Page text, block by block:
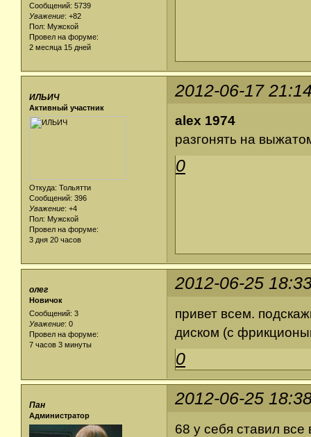
Сообщений: 5739
Уважение: +82
Пол: Мужской
Провел на форуме:
2 месяца 15 дней
2012-06-17
ИЛЬИЧ
Активный участник
Откуда: Тольятти
Сообщений: 396
Уважение: +4
Пол: Мужской
Провел на форуме:
3 дня 20 часов
alex 1974
разгонять на
0
2012-06-25
олег
Новичок
Сообщений: 3
Уважение: 0
Провел на форуме:
7 часов 3 минуты
привет всем.
диском (с
0
2012-06-25
Пан
Администратор
68 у себя ставил